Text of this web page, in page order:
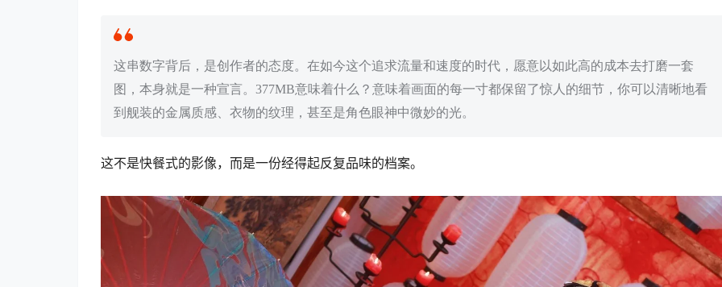
这串数字背后，是创作者的态度。在如今这个追求流量和速度的时代，愿意以如此高的成本去打磨一套
图，本身就是一种宣言。377MB意味着什么？意味着画面的每一寸都保留了惊人的细节，你可以清晰地看
到舰装的金属质感、衣物的纹理，甚至是角色眼神中微妙的光。
这不是快餐式的影像，而是一份经得起反复品味的档案。